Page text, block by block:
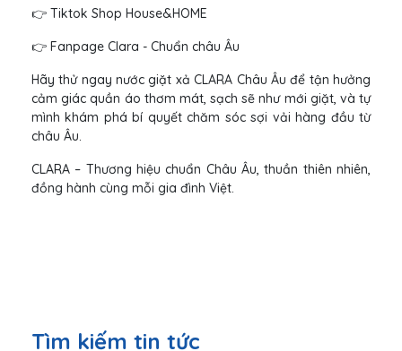
👉 Tiktok Shop House&HOME
👉 Fanpage Clara - Chuẩn châu Âu
Hãy thử ngay nước giặt xả CLARA Châu Âu để tận hưởng
cảm giác quần áo thơm mát, sạch sẽ như mới giặt, và tự
mình khám phá bí quyết chăm sóc sợi vải hàng đầu từ
châu Âu.
CLARA – Thương hiệu chuẩn Châu Âu, thuần thiên nhiên,
đồng hành cùng mỗi gia đình Việt.
Tìm kiếm tin tức